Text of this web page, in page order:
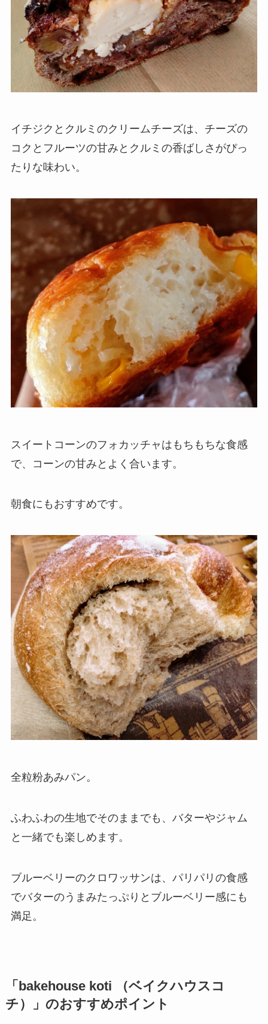
イチジクとクルミのクリームチーズは、チーズの
コクとフルーツの甘みとクルミの香ばしさがぴっ
たりな味わい。
スイートコーンのフォカッチャはもちもちな食感
で、コーンの甘みとよく合います。
朝食にもおすすめです。
全粒粉あみパン。
ふわふわの生地でそのままでも、バターやジャム
と一緒でも楽しめます。
ブルーベリーのクロワッサンは、パリパリの食感
でバターのうまみたっぷりとブルーベリー感にも
満足。
「bakehouse koti （ベイクハウスコ
チ）」のおすすめポイント